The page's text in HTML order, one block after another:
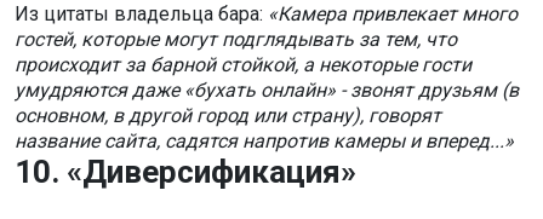
Из цитаты владельца бара: «Камера привлекает много
гостей, которые могут подглядывать за тем, что
происходит за барной стойкой, а некоторые гости
умудряются даже «бухать онлайн» - звонят друзьям (в
основном, в другой город или страну), говорят
название сайта, садятся напротив камеры и вперед...»
10. «Диверсификация»